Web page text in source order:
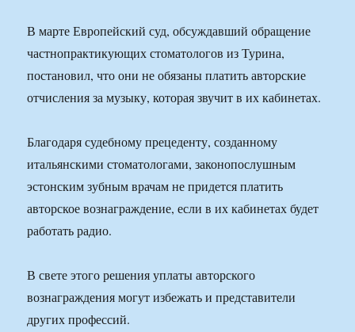
В марте Европейский суд, обсуждавший обращение
частнопрактикующих стоматологов из Турина,
постановил, что они не обязаны платить авторские
отчисления за музыку, которая звучит в их кабинетах.
Благодаря судебному прецеденту, созданному
итальянскими стоматологами, законопослушным
эстонским зубным врачам не придется платить
авторское вознаграждение, если в их кабинетах будет
работать радио.
В свете этого решения уплаты авторского
вознаграждения могут избежать и представители
других профессий.